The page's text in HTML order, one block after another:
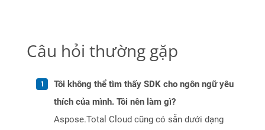
Câu hỏi thường gặp
Tôi không thể tìm thấy SDK cho ngôn ngữ yêu
thích của mình. Tôi nên làm gì?
Aspose.Total Cloud cũng có sẵn dưới dạng